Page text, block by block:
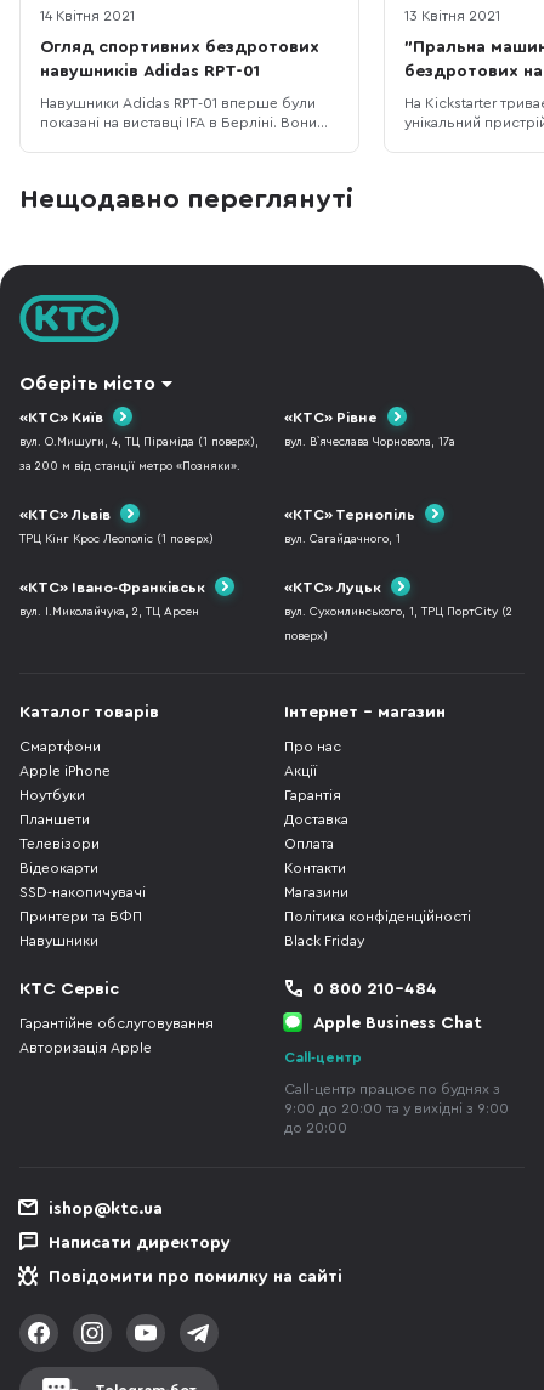
14 Квітня 2021
Огляд спортивних бездротових
навушників Adidas RPT-01
Навушники Adidas RPT-01 вперше були
показані на виставці IFA в Берліні. Вони
що спортивні бренди, які не
13 Квітня 2021
"Пральна
бездротових
На Kickstarter
унікальний
Нещодавно переглянуті
Оберіть місто
«КТС» Київ
вул. О.Мишуги, 4, ТЦ Піраміда (1 поверх),
за 200 м від станції метро «Позняки».
«КТС» Рівне
вул. В`ячеслава Чорновола, 17а
«КТС» Львів
ТРЦ Кінг Крос Леополіс (1 поверх)
«КТС» Тернопіль
вул. Сагайдачного, 1
«КТС» Івано-Франківськ
вул. І.Миколайчука, 2, ТЦ Арсен
«КТС» Луцьк
вул. Сухомлинського, 1, ТРЦ ПортCity (2
поверх)
Каталог товарів
Смартфони
Apple iPhone
Ноутбуки
Планшети
Телевізори
Відеокарти
SSD-накопичувачі
Принтери та БФП
Навушники
Інтернет - магазин
Про нас
Акції
Гарантія
Доставка
Оплата
Контакти
Магазини
Політика конфіденційності
Black Friday
КТС Сервіс
Гарантійне обслуговування
Авторизація Apple
0 800 210-484
Apple Business Chat
Call-центр
Call-центр працює по буднях з
9:00 до 20:00 та у вихідні з 9:00
до 20:00
ishop@ktc.ua
Написати директору
Повідомити про помилку на сайті